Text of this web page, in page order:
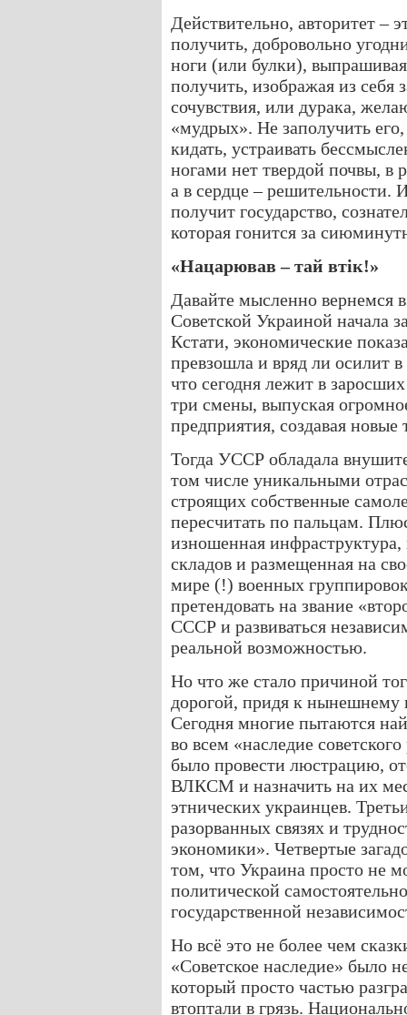
Действительно, авторитет –
получить, добровольно
ноги (или булки),
получить, изображая из
сочувствия, или дурака,
«мудрых». Не заполучить
кидать, устраивать
ногами нет твердой почвы, в
а в сердце – решительности.
получит государство,
которая гонится за
«Нацарював – тай втік!»
Давайте мысленно вернемся
Советской Украиной начала
Кстати, экономические
превзошла и вряд ли осилит
что сегодня лежит в
три смены, выпуская
предприятия, создавая новые
Тогда УССР обладала
том числе уникальными
строящих собственные
пересчитать по пальцам.
изношенная инфраструктура,
складов и размещенная на
мире (!) военных
претендовать на звание
СССР и развиваться
реальной возможностью.
Но что же стало причиной
дорогой, придя к нынешнему
Сегодня многие пытаются
во всем «наследие
было провести люстрацию,
ВЛКСМ и назначить на их
этнических украинцев.
разорванных связях и
экономики». Четвертые
том, что Украина просто не
политической
государственной
Но всё это не более чем
«Советское наследие» было
который просто частью
втоптали в грязь.